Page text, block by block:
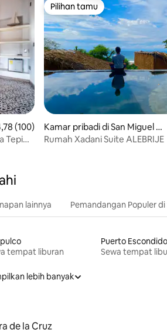
rata-rata 4,78 dari 5, 100 ulasan
(100)
Tepi
Pilihan tamu
Pilihan tamu
Kamar pribadi di San Miguel d
el Puerto
Rumah Xadani Suite ALEBRIJE
lainnya Pemandangan Populer
tempat liburan
Puerto Escondido
Sewa tempat
lebih banyak
de la Cruz